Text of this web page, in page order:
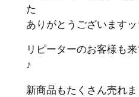
た
ありがとうございます
リピーターのお客様も
♪
新商品もたくさん売れ